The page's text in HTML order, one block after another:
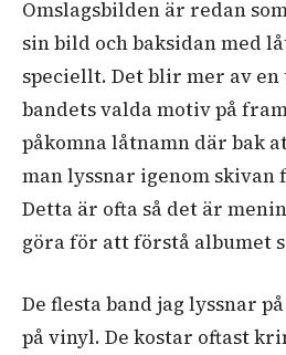
Omslagsbilden är redan
sin bild och baksidan med
speciellt. Det blir mer av en
bandets valda motiv på
påkomna låtnamn där bak
man lyssnar igenom
Detta är ofta så det är
göra för att förstå albumet
De flesta band jag lyssnar
på vinyl. De kostar oftast